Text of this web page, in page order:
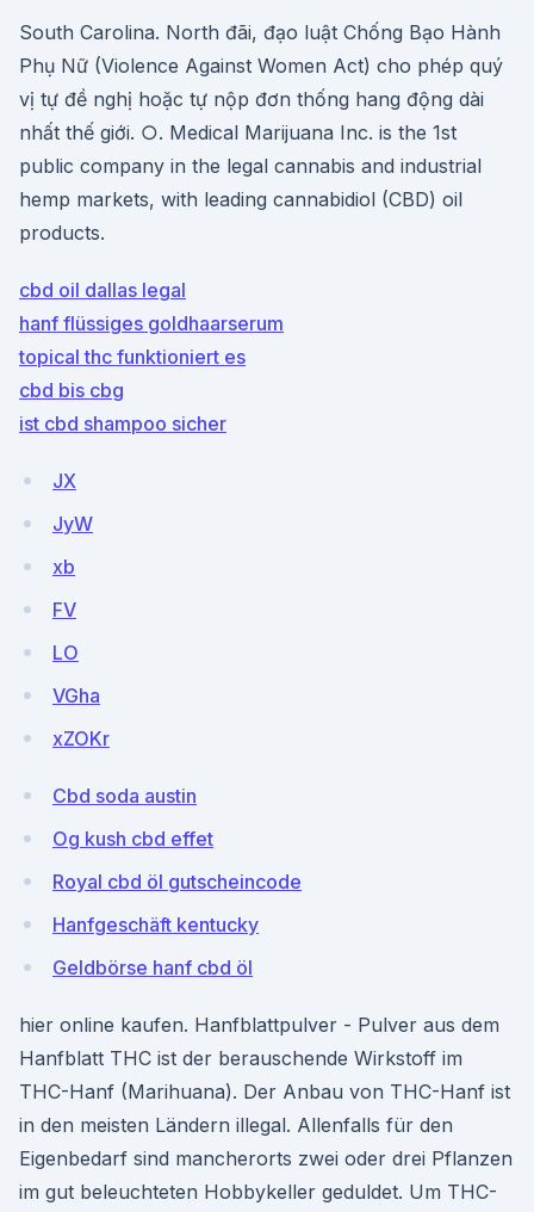
South Carolina. North đãi, đạo luật Chống Bạo Hành
Phụ Nữ (Violence Against Women Act) cho phép quý
vị tự đề nghị hoặc tự nộp đơn thống hang động dài
nhất thế giới. ○. Medical Marijuana Inc. is the 1st
public company in the legal cannabis and industrial
hemp markets, with leading cannabidiol (CBD) oil
products.
cbd oil dallas legal
hanf flüssiges goldhaarserum
topical thc funktioniert es
cbd bis cbg
ist cbd shampoo sicher
JX
JyW
xb
FV
LO
VGha
xZOKr
Cbd soda austin
Og kush cbd effet
Royal cbd öl gutscheincode
Hanfgeschäft kentucky
Geldbörse hanf cbd öl
hier online kaufen. Hanfblattpulver - Pulver aus dem
Hanfblatt THC ist der berauschende Wirkstoff im
THC-Hanf (Marihuana). Der Anbau von THC-Hanf ist
in den meisten Ländern illegal. Allenfalls für den
Eigenbedarf sind mancherorts zwei oder drei Pflanzen
im gut beleuchteten Hobbykeller geduldet. Um THC-